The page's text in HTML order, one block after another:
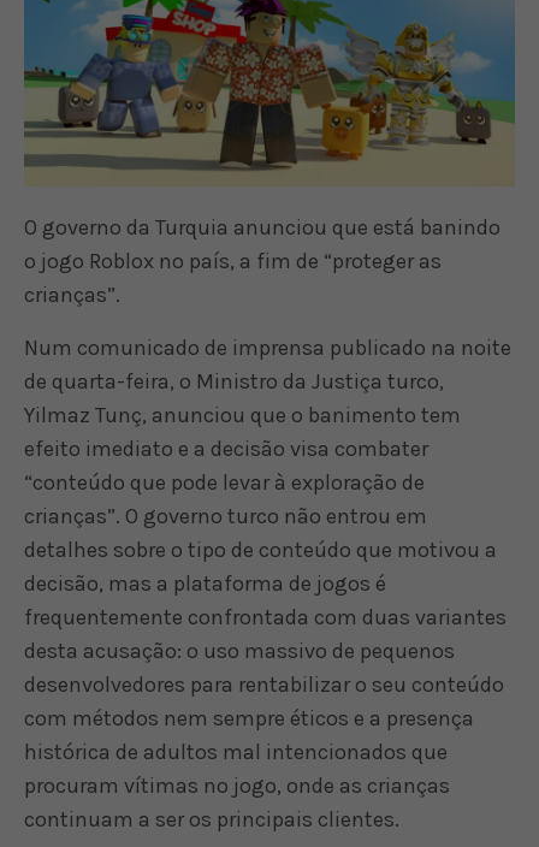
O governo da Turquia anunciou que está banindo
o jogo Roblox no país, a fim de “proteger as
crianças”.
Num comunicado de imprensa publicado na noite
de quarta-feira, o Ministro da Justiça turco,
Yilmaz Tunç, anunciou que o banimento tem
efeito imediato e a decisão visa combater
“conteúdo que pode levar à exploração de
crianças”. O governo turco não entrou em
detalhes sobre o tipo de conteúdo que motivou a
decisão, mas a plataforma de jogos é
frequentemente confrontada com duas variantes
desta acusação: o uso massivo de pequenos
desenvolvedores para rentabilizar o seu conteúdo
com métodos nem sempre éticos e a presença
histórica de adultos mal intencionados que
procuram vítimas no jogo, onde as crianças
continuam a ser os principais clientes.